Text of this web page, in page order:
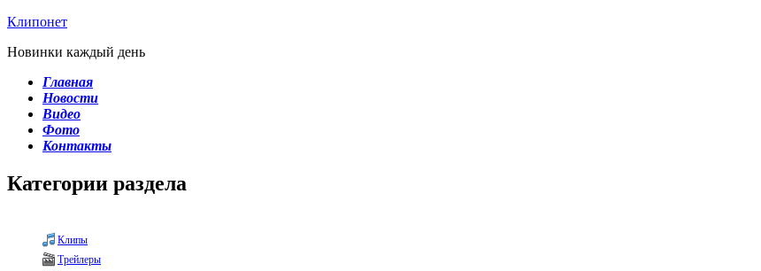
Клипонет
Новинки каждый день
Главная
Новости
Видео
Фото
Контакты
Категории раздела
Клипы
Трейлеры